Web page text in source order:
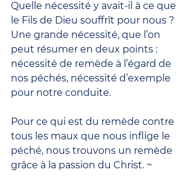
Quelle nécessité y avait-il à ce que
le Fils de Dieu souffrît pour nous ?
Une grande nécessité, que l’on
peut résumer en deux points :
nécessité de remède à l’égard de
nos péchés, nécessité d’exemple
pour notre conduite.
Pour ce qui est du remède contre
tous les maux que nous inflige le
péché, nous trouvons un remède
grâce à la passion du Christ. ~